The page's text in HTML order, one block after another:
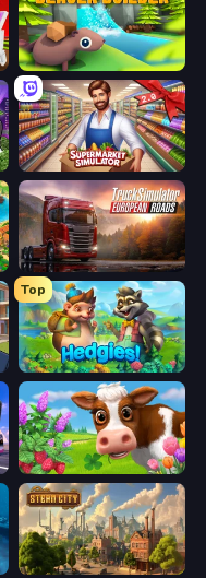
Beaver Builder
Supermarket Simulator: Store Manager
Truck Simulator: European Roads
Top
Hedgies
Country Life Meadows
Steam City